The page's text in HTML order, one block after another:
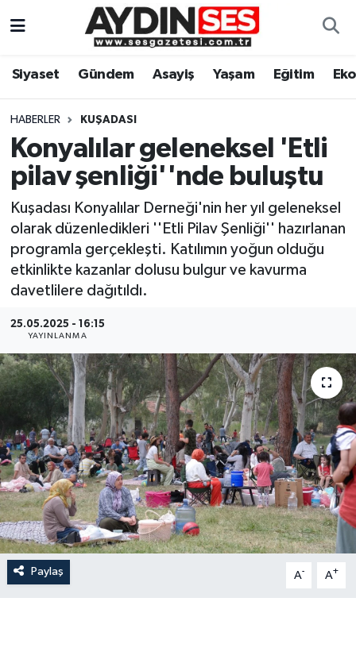
Siyaset Gündem Asayiş Yaşam Eğitim
HABERLER KUŞADASI
Konyalılar geleneksel 'Etli
pilav şenliği''nde buluştu
Kuşadası Konyalılar Derneği'nin her yıl geleneksel
olarak düzenledikleri ''Etli Pilav Şenliği'' hazırlanan
programla gerçekleşti. Katılımın yoğun olduğu
etkinlikte kazanlar dolusu bulgur ve kavurma
davetlilere dağıtıldı.
25.05.2025 - 16:15
YAYINLANMA
Paylaş A- A+
Gündem
Siyaset
Ekonomi
Yaşam
Eğitim
Kültür Sanat
Aydın Hava Durumu
Aydin Namaz Vakitleri
Aydın Trafik Yoğunluk Haritası
Süper Lig Puan Durumu ve Fikstür
Tüm Manşetler
Son Dakika Haberleri